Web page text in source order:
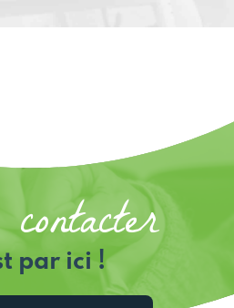
par ici !